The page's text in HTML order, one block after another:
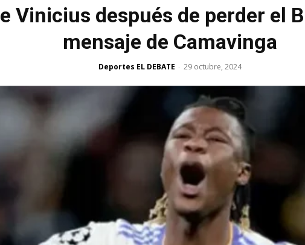
Vinicius después de perder el
mensaje de Camavinga
Deportes EL DEBATE - 29 octubre, 2024